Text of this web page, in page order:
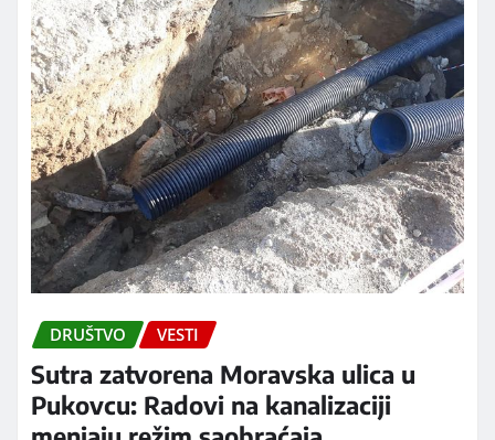
DRUŠTVO VESTI
Sutra zatvorena Moravska ulica u
Pukovcu: Radovi na kanalizaciji